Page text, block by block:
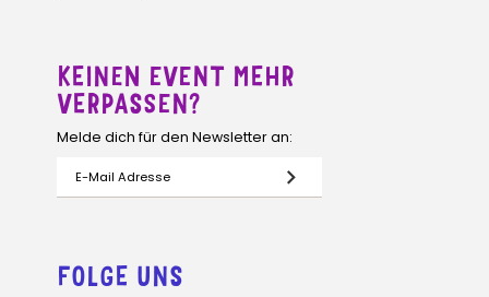
KEINEN EVENT MEHR
VERPASSEN?
Melde dich für den Newsletter an:
FOLGE UNS